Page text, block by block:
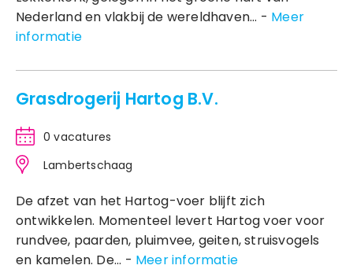
Nederland en vlakbij de wereldhaven... - Meer
informatie
Grasdrogerij Hartog B.V.
0 vacatures
Lambertschaag
De afzet van het Hartog-voer blijft zich
ontwikkelen. Momenteel levert Hartog voer voor
rundvee, paarden, pluimvee, geiten, struisvogels
en kamelen. De... - Meer informatie